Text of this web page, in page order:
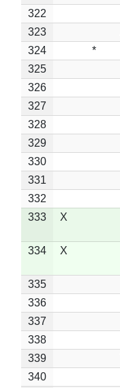
322
323
324
*
325
326
327
328
329
330
331
332
333
X
334 X
335
336
337
338
339
340